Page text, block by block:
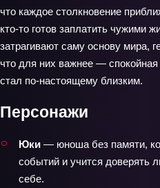
что каждое столкновение
кто-то готов заплатить чужими
затрагивают саму основу мира,
что для них важнее —
стал по‑настоящему близким.
Персонажи
Юки — юноша без памяти,
событий и учится доверять
себе.